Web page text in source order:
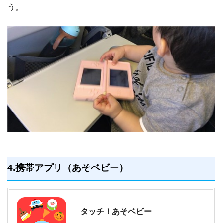
う。
4.携帯アプリ（あそベビー）
タッチ！あそベビー